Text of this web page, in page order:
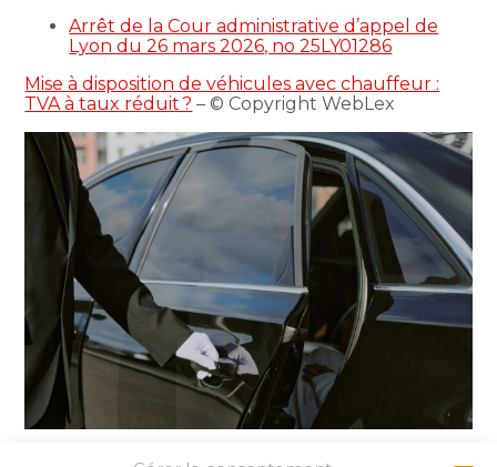
Arrêt de la Cour administrative d’appel de
Lyon du 26 mars 2026, no 25LY01286
Mise à disposition de véhicules avec chauffeur :
TVA à taux réduit ? – © Copyright WebLex